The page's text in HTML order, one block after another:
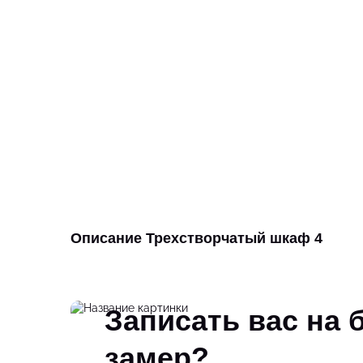
Описание Трехстворчатый шкаф 4
Записать вас на